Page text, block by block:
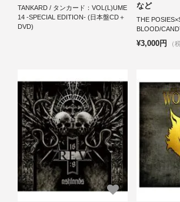
TANKARD / タンカード：VOL(L)UME
14 -SPECIAL EDITION- (日本盤CD＋
DVD)
など
THE
BLOOD/
¥3,000円 （